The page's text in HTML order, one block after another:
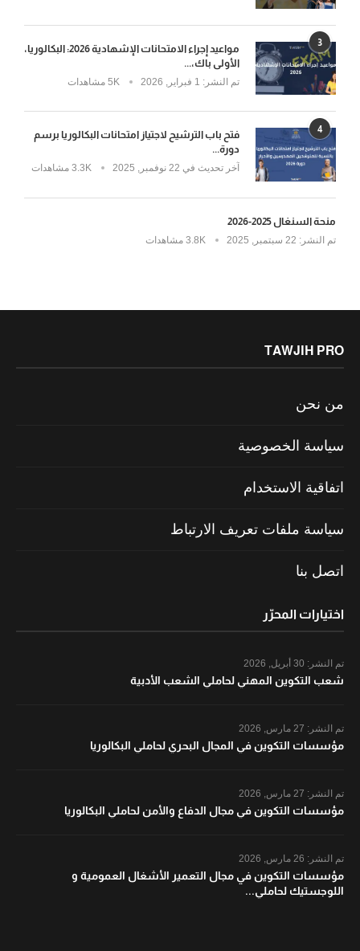
3
مواعيد إجراء الامتحانات الإشهادية 2026: البكالوريا،
الأولى باك،...
تم النشر: 5K مشاهدات
4
فتح باب الترشيح لاجتياز امتحانات البكالوريا برسم
دورة...
آخر تحديث في 3.3K مشاهدات
منحة السنغال 2025-2026
تم النشر: 3.8K مشاهدات
TAWJIH PRO
من نحن
سياسة الخصوصية
اتفاقية الاستخدام
سياسة ملفات تعريف الارتباط
اتصل بنا
اختيارات المحرّر
تم النشر:
شعب التكوين المهني لحاملي الشعب الأدبية
تم النشر:
مؤسسات التكوين في المجال البحري لحاملي البكالوريا
تم النشر:
مؤسسات التكوين في مجال الدفاع والأمن لحاملي البكالوريا
تم النشر:
مؤسسات التكوين في مجال التعمير الأشغال العمومية و
اللوجستيك لحاملي...